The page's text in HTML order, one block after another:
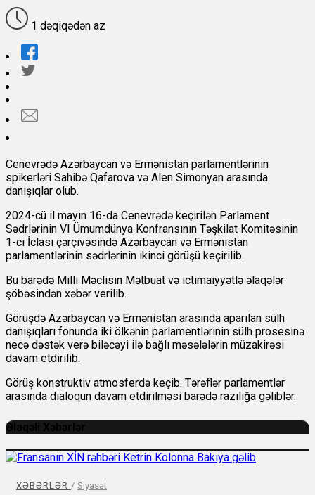
1 dəqiqədən az
Cenevrədə Azərbaycan və Ermənistan parlamentlərinin
spikerləri Sahibə Qafarova və Alen Simonyan arasında
danışıqlar olub.
2024-cü il mayın 16-da Cenevrədə keçirilən Parlament
Sədrlərinin VI Ümumdünya Konfransının Təşkilat Komitəsinin
1-ci İclası çərçivəsində Azərbaycan və Ermənistan
parlamentlərinin sədrlərinin ikinci görüşü keçirilib.
Bu barədə Milli Məclisin Mətbuat və ictimaiyyətlə əlaqələr
şöbəsindən xəbər verilib.
Görüşdə Azərbaycan və Ermənistan arasında aparılan sülh
danışıqları fonunda iki ölkənin parlamentlərinin sülh prosesinə
necə dəstək verə biləcəyi ilə bağlı məsələlərin müzakirəsi
davam etdirilib.
Görüş konstruktiv atmosferdə keçib. Tərəflər parlamentlər
arasında dialoqun davam etdirilməsi barədə razılığa gəliblər.
Əlaqəli Xəbərlər
XƏBƏRLƏR / Siyasət